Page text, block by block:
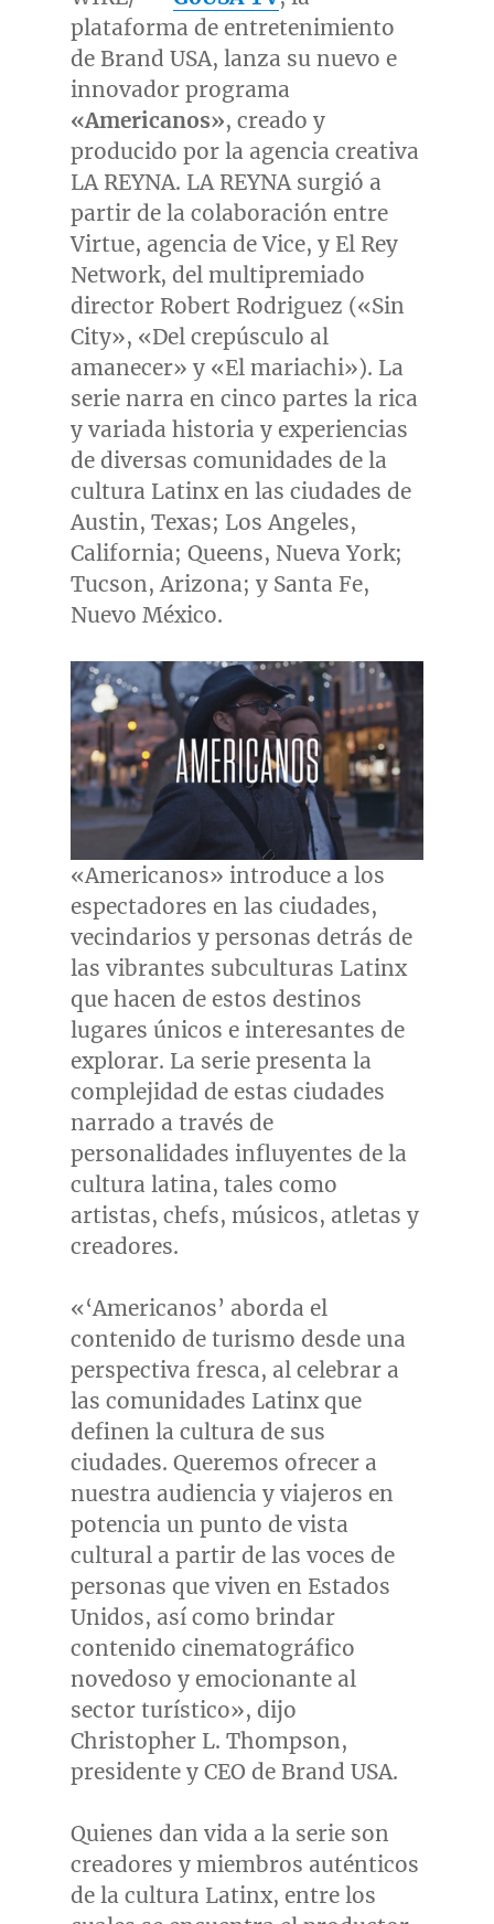
plataforma de entretenimiento
de Brand USA, lanza su nuevo e
innovador programa
«Americanos», creado y
producido por la agencia creativa
LA REYNA. LA REYNA surgió a
partir de la colaboración entre
Virtue, agencia de Vice, y El Rey
Network, del multipremiado
director Robert Rodriguez («Sin
City», «Del crepúsculo al
amanecer» y «El mariachi»). La
serie narra en cinco partes la rica
y variada historia y experiencias
de diversas comunidades de la
cultura Latinx en las ciudades de
Austin, Texas; Los Angeles,
California; Queens, Nueva York;
Tucson, Arizona; y Santa Fe,
Nuevo México.
«Americanos» introduce a los
espectadores en las ciudades,
vecindarios y personas detrás de
las vibrantes subculturas Latinx
que hacen de estos destinos
lugares únicos e interesantes de
explorar. La serie presenta la
complejidad de estas ciudades
narrado a través de
personalidades influyentes de la
cultura latina, tales como
artistas, chefs, músicos, atletas y
creadores.
«‘Americanos’ aborda el
contenido de turismo desde una
perspectiva fresca, al celebrar a
las comunidades Latinx que
definen la cultura de sus
ciudades. Queremos ofrecer a
nuestra audiencia y viajeros en
potencia un punto de vista
cultural a partir de las voces de
personas que viven en Estados
Unidos, así como brindar
contenido cinematográfico
novedoso y emocionante al
sector turístico», dijo
Christopher L. Thompson,
presidente y CEO de Brand USA.
Quienes dan vida a la serie son
creadores y miembros auténticos
de la cultura Latinx, entre los